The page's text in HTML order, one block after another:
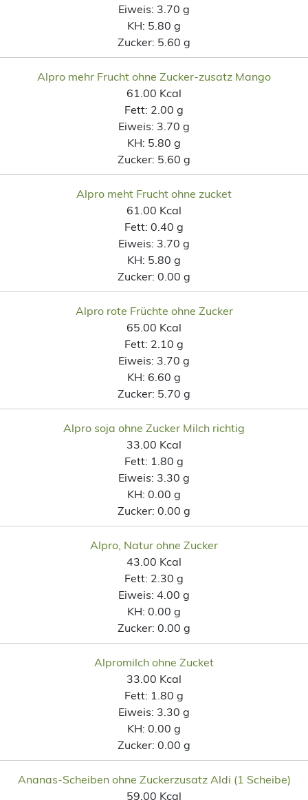
Eiweis: 3.70 g
KH: 5.80 g
Zucker: 5.60 g
Alpro mehr Frucht ohne Zucker-zusatz Mango
61.00 Kcal
Fett: 2.00 g
Eiweis: 3.70 g
KH: 5.80 g
Zucker: 5.60 g
Alpro meht Frucht ohne zucket
61.00 Kcal
Fett: 0.40 g
Eiweis: 3.70 g
KH: 5.80 g
Zucker: 0.00 g
Alpro rote Früchte ohne Zucker
65.00 Kcal
Fett: 2.10 g
Eiweis: 3.70 g
KH: 6.60 g
Zucker: 5.70 g
Alpro soja ohne Zucker Milch richtig
33.00 Kcal
Fett: 1.80 g
Eiweis: 3.30 g
KH: 0.00 g
Zucker: 0.00 g
Alpro, Natur ohne Zucker
43.00 Kcal
Fett: 2.30 g
Eiweis: 4.00 g
KH: 0.00 g
Zucker: 0.00 g
Alpromilch ohne Zucket
33.00 Kcal
Fett: 1.80 g
Eiweis: 3.30 g
KH: 0.00 g
Zucker: 0.00 g
Ananas-Scheiben ohne Zuckerzusatz Aldi (1 Scheibe)
59.00 Kcal